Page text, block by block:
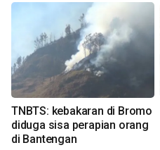
TNBTS: kebakaran di Bromo
diduga sisa perapian orang
di Bantengan